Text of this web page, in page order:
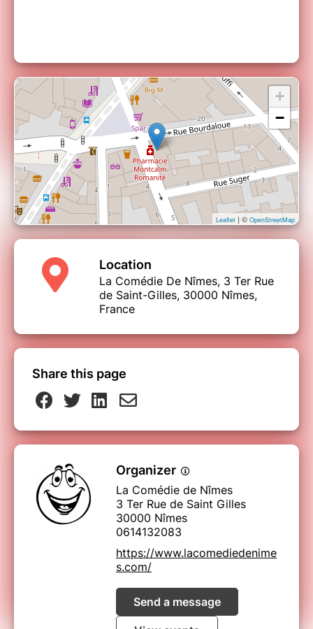
+
−
Leaflet | © OpenStreetMap
Location
La Comédie De Nîmes, 3 Ter Rue
de Saint-Gilles, 30000 Nîmes,
France
Share this page
Organizer
La Comédie de Nîmes
3 Ter Rue de Saint Gilles
30000 Nîmes
0614132083
https://www.lacomediedenime
s.com/
Send a message